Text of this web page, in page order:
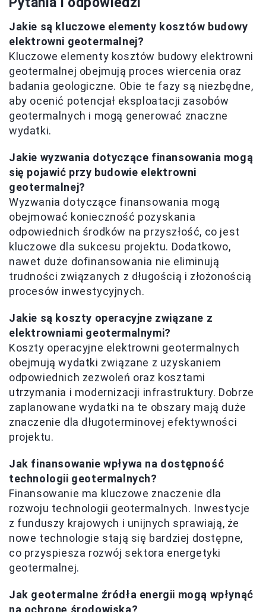
Jakie są kluczowe elementy kosztów budowy
elektrowni geotermalnej?
Kluczowe elementy kosztów budowy elektrowni
geotermalnej obejmują proces wiercenia oraz
badania geologiczne. Obie te fazy są niezbędne,
aby ocenić potencjał eksploatacji zasobów
geotermalnych i mogą generować znaczne
wydatki.
Jakie wyzwania dotyczące finansowania mogą
się pojawić przy budowie elektrowni
geotermalnej?
Wyzwania dotyczące finansowania mogą
obejmować konieczność pozyskania
odpowiednich środków na przyszłość, co jest
kluczowe dla sukcesu projektu. Dodatkowo,
nawet duże dofinansowania nie eliminują
trudności związanych z długością i złożonością
procesów inwestycyjnych.
Jakie są koszty operacyjne związane z
elektrowniami geotermalnymi?
Koszty operacyjne elektrowni geotermalnych
obejmują wydatki związane z uzyskaniem
odpowiednich zezwoleń oraz kosztami
utrzymania i modernizacji infrastruktury. Dobrze
zaplanowane wydatki na te obszary mają duże
znaczenie dla długoterminovej efektywności
projektu.
Jak finansowanie wpływa na dostępność
technologii geotermalnych?
Finansowanie ma kluczowe znaczenie dla
rozwoju technologii geotermalnych. Inwestycje
z funduszy krajowych i unijnych sprawiają, że
nowe technologie stają się bardziej dostępne,
co przyspiesza rozwój sektora energetyki
geotermalnej.
Jak geotermalne źródła energii mogą wpłynąć
na ochronę środowiska?